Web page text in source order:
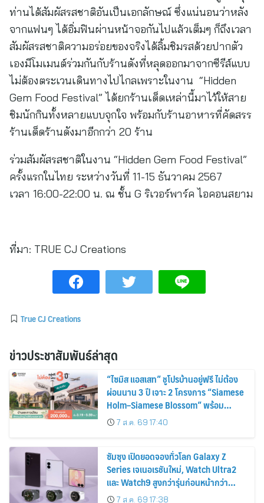
ท่านได้สัมผัสรสชาติอันเป็นเอกลักษณ์ ซึ่งแน่นอนว่าหลัง
จากแฟนๆ ได้อิ่มฟินผ่านหน้าจอกันไปแล้วเต็มๆ ก็ถึงเวลา
สัมผัสรสชาติความอร่อยของจริงได้ลิ้มชิมรสด้วยปากตัว
เองมีโมเมนต์ร่วมกันกับร้านดังที่หลุดออกมาจากซีรีส์แบบ
ไม่ต้องตระเวนเดินทางไปไกลเพราะในงาน “Hidden
Gem Food Festival” ได้ยกร้านเด็ดเหล่านี้มาไว้ให้สาย
ชิมนักกินทั้งหลายแบบจุกใจ พร้อมกับร้านอาหารที่คัดสรร
ร้านเด็ดร้านดังมาอีกกว่า 20 ร้าน
ร่วมสัมผัสรสชาติในงาน “Hidden Gem Food Festival”
ครั้งแรกในไทย ระหว่างวันที่ 11-15 ธันวาคม 2567
เวลา 16:00-22:00 น. ณ ชั้น G ริเวอร์พาร์ค ไอคอนสยาม
ที่มา: TRUE CJ Creations
True CJ Creations
ข่าวประชาสัมพันธ์ล่าสุด
“ไซมิส แอสเสท” ชูโปรบ้านอยู่ฟรี ไม่ต้อง
ผ่อนนาน 3 ปี เจาะ 2 โครงการ “Siamese
Holm–Siamese Blossom” พร้อม
ส่วนลดและสิทธิพิเศษถึง 31 สิงหาคม
2569
7 ส.ค. 69 17:40
ซัมซุง เปิดยอดจองทั่วโลก Galaxy Z
Series เจเนอเรชันใหม่, Watch Ultra2
และ Watch9 สูงกว่ารุ่นก่อนหน้ากว่า
30%7 ส.ค. 69 17:38